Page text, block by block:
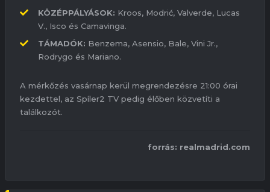
KÖZÉPPÁLYÁSOK: Kroos, Modrić, Valverde, Lucas
V., Isco és Camavinga.
TÁMADÓK: Benzema, Asensio, Bale, Vini Jr.,
Rodrygo és Mariano.
A mérkőzés vasárnap kerül megrendezésre 21:00 órai
kezdettel, az Spíler2 TV pedig élőben közvetíti a
találkozót.
forrás: realmadrid.com